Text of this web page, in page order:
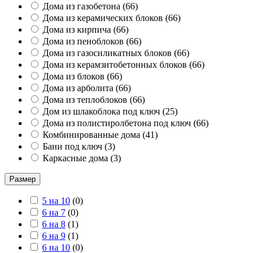
Дома из газобетона (66)
Дома из керамических блоков (66)
Дома из кирпича (66)
Дома из пеноблоков (66)
Дома из газосиликатных блоков (66)
Дома из керамзитобетонных блоков (66)
Дома из блоков (66)
Дома из арболита (66)
Дома из теплоблоков (66)
Дом из шлакоблока под ключ (25)
Дома из полистиролбетона под ключ (66)
Комбинированные дома (41)
Бани под ключ (3)
Каркасные дома (3)
Размер
5 на 10 (0)
6 на 7 (0)
6 на 8 (1)
6 на 9 (1)
6 на 10 (0)